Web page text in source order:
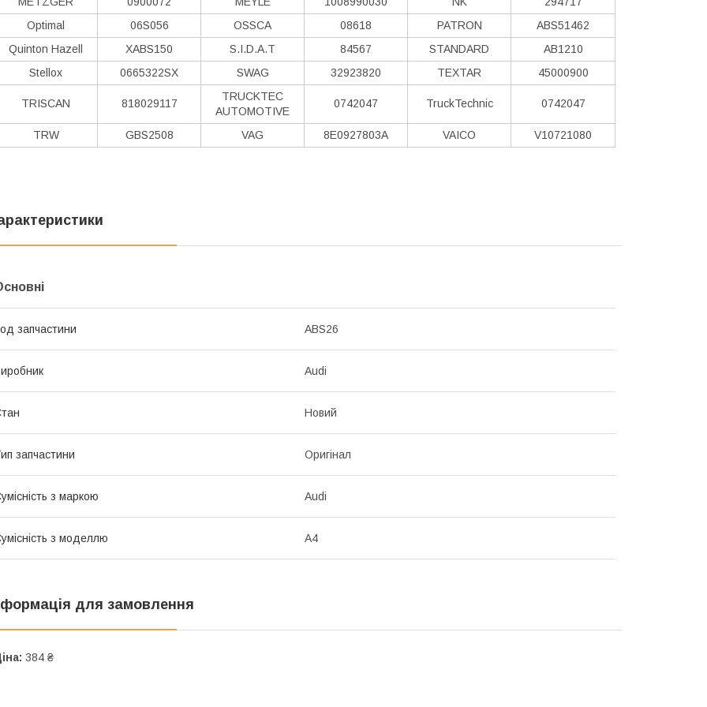
Optimal
06S056 OSSCA 08618 PATRON
ABS51462
Quinton Hazell
XABS150 S.I.D.A.T 84567 STANDARD
AB1210
Stellox
0665322SX SWAG 32923820 TEXTAR 45000900
TRISCAN 818029117
TRUCKTEC
AUTOMOTIVE
0742047 TruckTechnic 0742047
TRW GBS2508 VAG 8E0927803A VAICO V10721080
запчастини ABS26
Audi
Новий
запчастини Оригінал
з маркою Audi
з моделлю A4
для замовлення
384 ₴